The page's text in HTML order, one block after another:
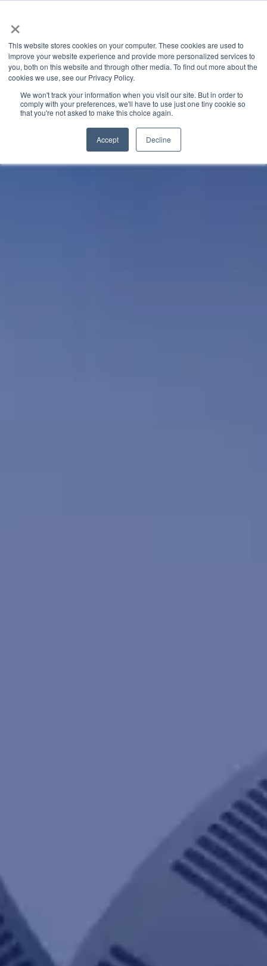
×
This website stores cookies on your computer. These cookies are used to
improve your website experience and provide more personalized services to
you, both on this website and through other media. To find out more about the
cookies we use, see our Privacy Policy.
We won't track your information when you visit our site. But in order to
comply with your preferences, we'll have to use just one tiny cookie so
that you're not asked to make this choice again.
Accept Decline
GRANITE RIVER LABS BLOG